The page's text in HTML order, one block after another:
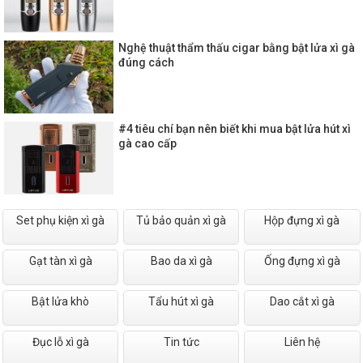
Nghệ thuật thẩm thấu cigar bằng bật lửa xì gà
đúng cách
#4 tiêu chí bạn nên biết khi mua bật lửa hút xì
gà cao cấp
Set phụ kiện xì gà Tủ bảo quản xì gà Hộp đựng xì gà
Gạt tàn xì gà Bao da xì gà Ống đựng xì gà
Bật lửa khò Tẩu hút xì gà Dao cắt xì gà
Đục lỗ xì gà Tin tức Liên hệ